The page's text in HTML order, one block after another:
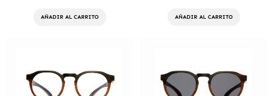
AÑADIR AL CARRITO AÑADIR AL CARRITO